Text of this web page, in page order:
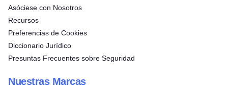
Asóciese con Nosotros
Recursos
Preferencias de Cookies
Diccionario Jurídico
Presuntas Frecuentes sobre Seguridad
Nuestras Marcas